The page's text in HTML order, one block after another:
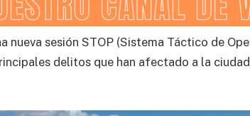
nueva sesión STOP (Sistema Táctico de
delitos que han afectado a la